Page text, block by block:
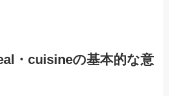
・cuisineの基本的な意